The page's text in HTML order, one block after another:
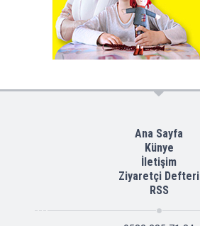
Ana Sayfa
Künye
İletişim
Ziyaretçi Defteri
RSS